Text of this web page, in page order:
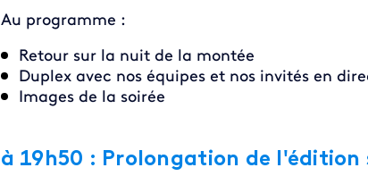
Au programme :
Retour sur la nuit de la montée
Duplex avec nos équipes et nos invités en
Images de la soirée
à 19h50 : Prolongation de l'édition